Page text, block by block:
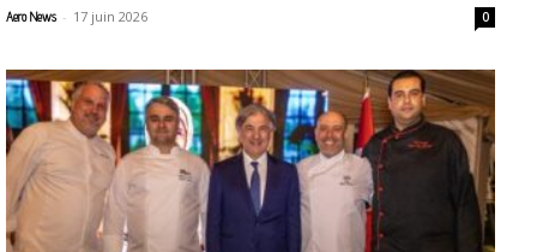
Aero News - 17 juin 2026 0